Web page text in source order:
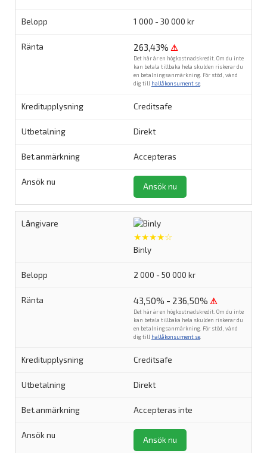
1 000 - 30 000 kr
263,43% ⚠
Det här är en högkostnadskredit. Om du inte
kan betala tillbaka hela skulden riskerar du
en betalningsanmärkning. För stöd, vänd
dig till hallåkonsument.se.
Creditsafe
Direkt
Accepteras
Ansök nu
★★★★☆
Binly
2 000 - 50 000 kr
43,50% - 236,50% ⚠
Det här är en högkostnadskredit. Om du inte
kan betala tillbaka hela skulden riskerar du
en betalningsanmärkning. För stöd, vänd
dig till hallåkonsument.se.
Creditsafe
Direkt
Accepteras inte
Ansök nu